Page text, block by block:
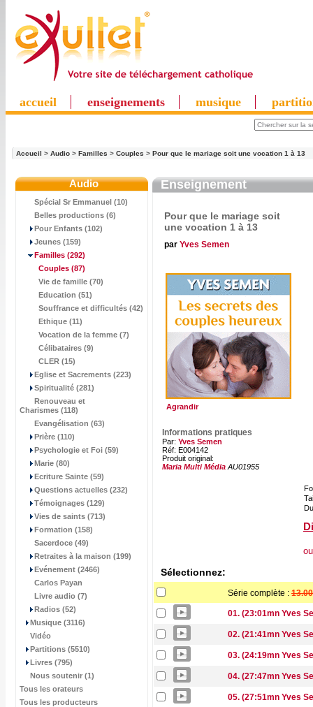
accueil enseignements musique
Accueil > Audio > Familles > Couples > Pour que le mariage soit une vocation 1 à 13
Audio
Spécial Sr Emmanuel (10)
Belles productions (6)
Pour Enfants (102)
Jeunes (159)
Familles (292)
Couples (87)
Vie de famille (70)
Education (51)
Souffrance et difficultés (42)
Ethique (11)
Vocation de la femme (7)
Célibataires (9)
CLER (15)
Eglise et Sacrements (223)
Spiritualité (281)
Renouveau et
Charismes (118)
Evangélisation (63)
Prière (110)
Psychologie et Foi (59)
Marie (80)
Ecriture Sainte (59)
Questions actuelles (232)
Témoignages (129)
Vies de saints (713)
Formation (158)
Sacerdoce (49)
Retraites à la maison (199)
Evénement (2466)
Carlos Payan
Livre audio (7)
Radios (52)
Musique (3116)
Vidéo
Partitions (5510)
Livres (795)
Nous soutenir (1)
Tous les orateurs
Tous les producteurs
Enseignement
Pour que le mariage soit
une vocation 1 à 13
par Yves Semen
Agrandir
Informations pratiques
Par: Yves Semen
Réf: E004142
Produit original:
Maria Multi Média AU01955
Sélectionnez:
Série complète : 13.00
01. (23:01mn Yves
02. (21:41mn Yves
03. (24:19mn Yves
04. (27:47mn Yves
05. (27:51mn Yves